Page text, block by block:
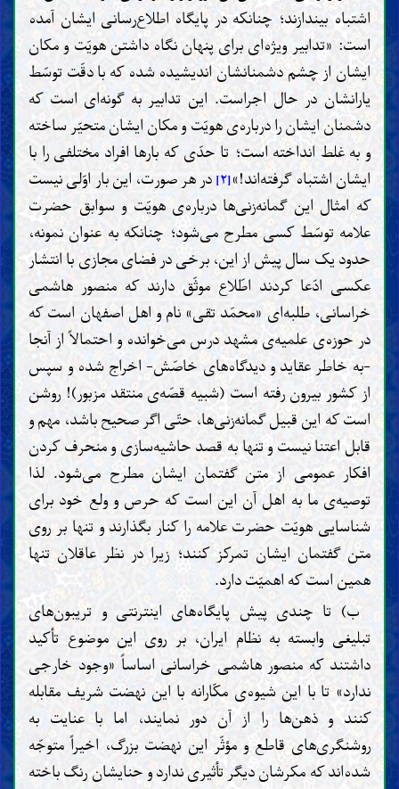
اشتباه بیندازند؛ چنانکه در پایگاه اطلاع‌رسانی ایشان آمده
است: «تدابیر ویژه‌ای برای پنهان نگاه داشتن هویّت و مکان
ایشان از چشم دشمنانشان اندیشیده شده که با دقّت توسّط
یارانشان در حال اجراست. این تدابیر به گونه‌ای است که
دشمنان ایشان را درباره‌ی هویّت و مکان ایشان متحیّر ساخته
و به غلط انداخته است؛ تا حدّی که بارها افراد مختلفی را با
ایشان اشتباه گرفته‌اند!»[۲]
در هر صورت، این بار اوّلی نیست
که امثال این گمانه‌زنی‌ها درباره‌ی هویّت و سوابق حضرت
علامه توسّط کسی مطرح می‌شود؛ چنانکه به عنوان نمونه،
حدود یک سال پیش از این، برخی در فضای مجازی با انتشار
عکسی ادّعا کردند اطّلاع موثّق دارند که منصور هاشمی
خراسانی، طلبه‌ای «محمّد تقی» نام و اهل اصفهان است که
در حوزه‌ی علمیه‌ی مشهد درس می‌خوانده و احتمالاً از آنجا
-به خاطر عقاید و دیدگاه‌های خاصّش- اخراج شده و سپس
از کشور بیرون رفته است (شبیه قصّه‌ی منتقد مزبور)! روشن
است که این قبیل گمانه‌زنی‌ها، حتّی اگر صحیح باشد، مهم و
قابل اعتنا نیست و تنها به قصد حاشیه‌سازی و منحرف کردن
افکار عمومی از متن گفتمان ایشان مطرح می‌شود. لذا
توصیه‌ی ما به اهل آن این است که حرص و ولع خود برای
شناسایی هویّت حضرت علامه را کنار بگذارند و تنها بر روی
متن گفتمان ایشان تمرکز کنند؛ زیرا در نظر عاقلان تنها
همین است که اهمیّت دارد.
ب) تا چندی پیش پایگاه‌های اینترنتی و تریبون‌های
تبلیغی وابسته به نظام ایران، بر روی این موضوع تأکید
داشتند که منصور هاشمی خراسانی اساساً «وجود خارجی
ندارد» تا با این شیوه‌ی مکّارانه با این نهضت شریف مقابله
کنند و ذهن‌ها را از آن دور نمایند، اما با عنایت به
روشنگری‌های قاطع و مؤثّر این نهضت بزرگ، اخیراً متوجّه
شده‌اند که مکرشان دیگر تأثیری ندارد و حنایشان رنگ باخته